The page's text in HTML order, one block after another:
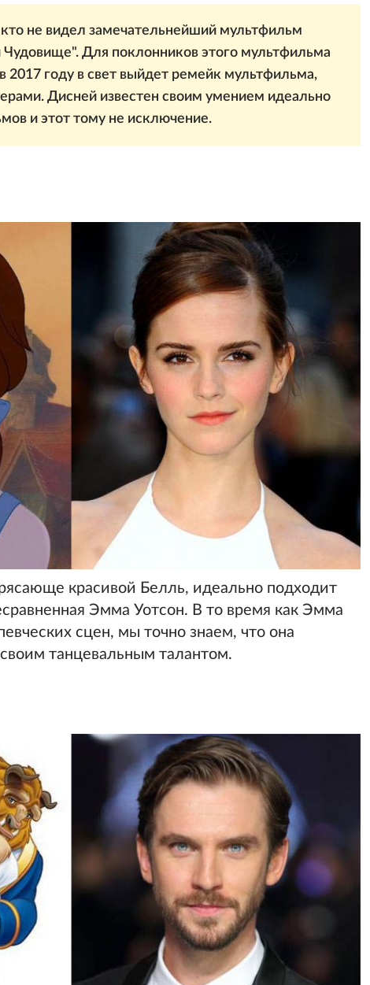
кто не видел замечательнейший мультфильм
Для поклонников этого мультфильма
2017 году в свет выйдет ремейк мультфильма,
Дисней известен своим умением идеально
и этот тому не исключение.
красивой Белль, идеально подходит
Эмма Уотсон. В то время как Эмма
сцен, мы точно знаем, что она
танцевальным талантом.